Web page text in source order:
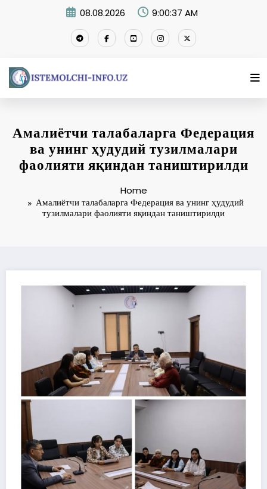
08.08.2026 9:00:38 AM
Амалиётчи талабаларга Федерация
ва унинг ҳудудий тузилмалари
фаолияти яқиндан таништирилди
Home
Амалиётчи талабаларга Федерация ва унинг ҳудудий
тузилмалари фаолияти яқиндан таништирилди